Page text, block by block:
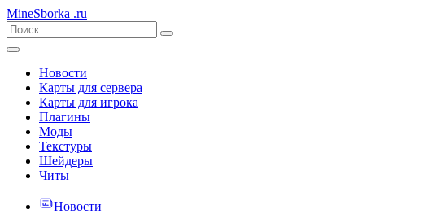
MineSborka .ru
Новости
Карты для сервера
Карты для игрока
Плагины
Моды
Текстуры
Шейдеры
Читы
Новости